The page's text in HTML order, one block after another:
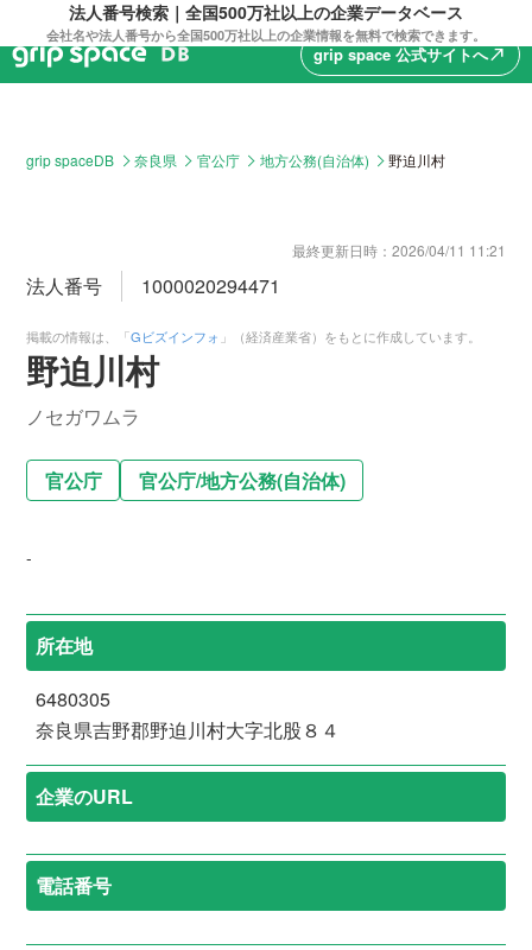
法人番号検索｜全国500万社以上の企業データベース
会社名や法人番号から全国500万社以上の企業情報を無料で検索できます。
grip space 公式サイトへnorth_east
grip spaceDB 奈良県 官公庁 地方公務(自治体) 野迫川村
最終更新日時： 2026/04/11 11:21
法人番号 1000020294471
掲載の情報は、「Gビズインフォ 」（経済産業省）をもとに作成しています。
野迫川村
ノセガワムラ
官公庁 官公庁/地方公務(自治体)
-
所在地
6480305
奈良県吉野郡野迫川村大字北股８４
企業のURL
電話番号